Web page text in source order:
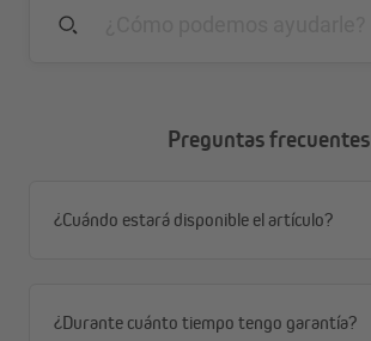
Preguntas frecuentes
¿Cuándo estará disponible el artículo?
¿Durante cuánto tiempo tengo garantía?